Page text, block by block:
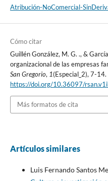
Atribución-NoComercial-
Cómo citar
Guillén González, M. G. ., &
organizacional de las empresas
San Gregorio, 1(Especial_2), 7-14.
https://doi.org/10.36097/
Más formatos de cita
Artículos similares
Luis Fernando Santos